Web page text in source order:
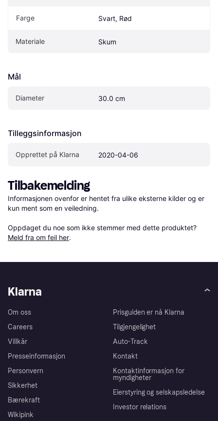
Farge Svart, Rød
Materiale Skum
Mål
Diameter 30.0 cm
Tilleggsinformasjon
Opprettet på Klarna 2020-04-06
Tilbakemelding
Informasjonen ovenfor er hentet fra ulike eksterne kilder og er
kun ment som en veiledning.
Oppdaget du noe som ikke stemmer med dette produktet?
Meld fra om feil her.
Klarna
Om oss
Careers
Villkår
Presseinformasjon
Personvern
Sikkerhet
Bærekraft
Wikipink
Prisguiden er nå Klarna
Tilgjengelighet
Auto-Track
Kontakt
Kontaktinformasjon for
myndigheter
Eierstyring og selskapsledelse
Investor relations